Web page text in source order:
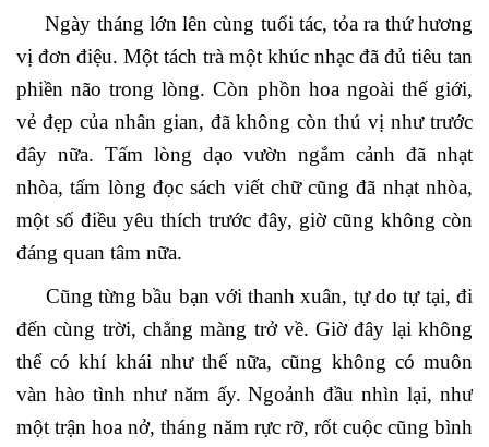
Ngày tháng lớn lên cùng tuổi tác, tỏa ra thứ hương
vị đơn điệu. Một tách trà một khúc nhạc đã đủ tiêu tan
phiền não trong lòng. Còn phồn hoa ngoài thế giới,
vẻ đẹp của nhân gian, đã không còn thú vị như trước
đây nữa. Tấm lòng dạo vườn ngắm cảnh đã nhạt
nhòa, tấm lòng đọc sách viết chữ cũng đã nhạt nhòa,
một số điều yêu thích trước đây, giờ cũng không còn
đáng quan tâm nữa.
Cũng từng bầu bạn với thanh xuân, tự do tự tại, đi
đến cùng trời, chẳng màng trở về. Giờ đây lại không
thể có khí khái như thế nữa, cũng không có muôn
vàn hào tình như năm ấy. Ngoảnh đầu nhìn lại, như
một trận hoa nở, tháng năm rực rỡ, rốt cuộc cũng bình